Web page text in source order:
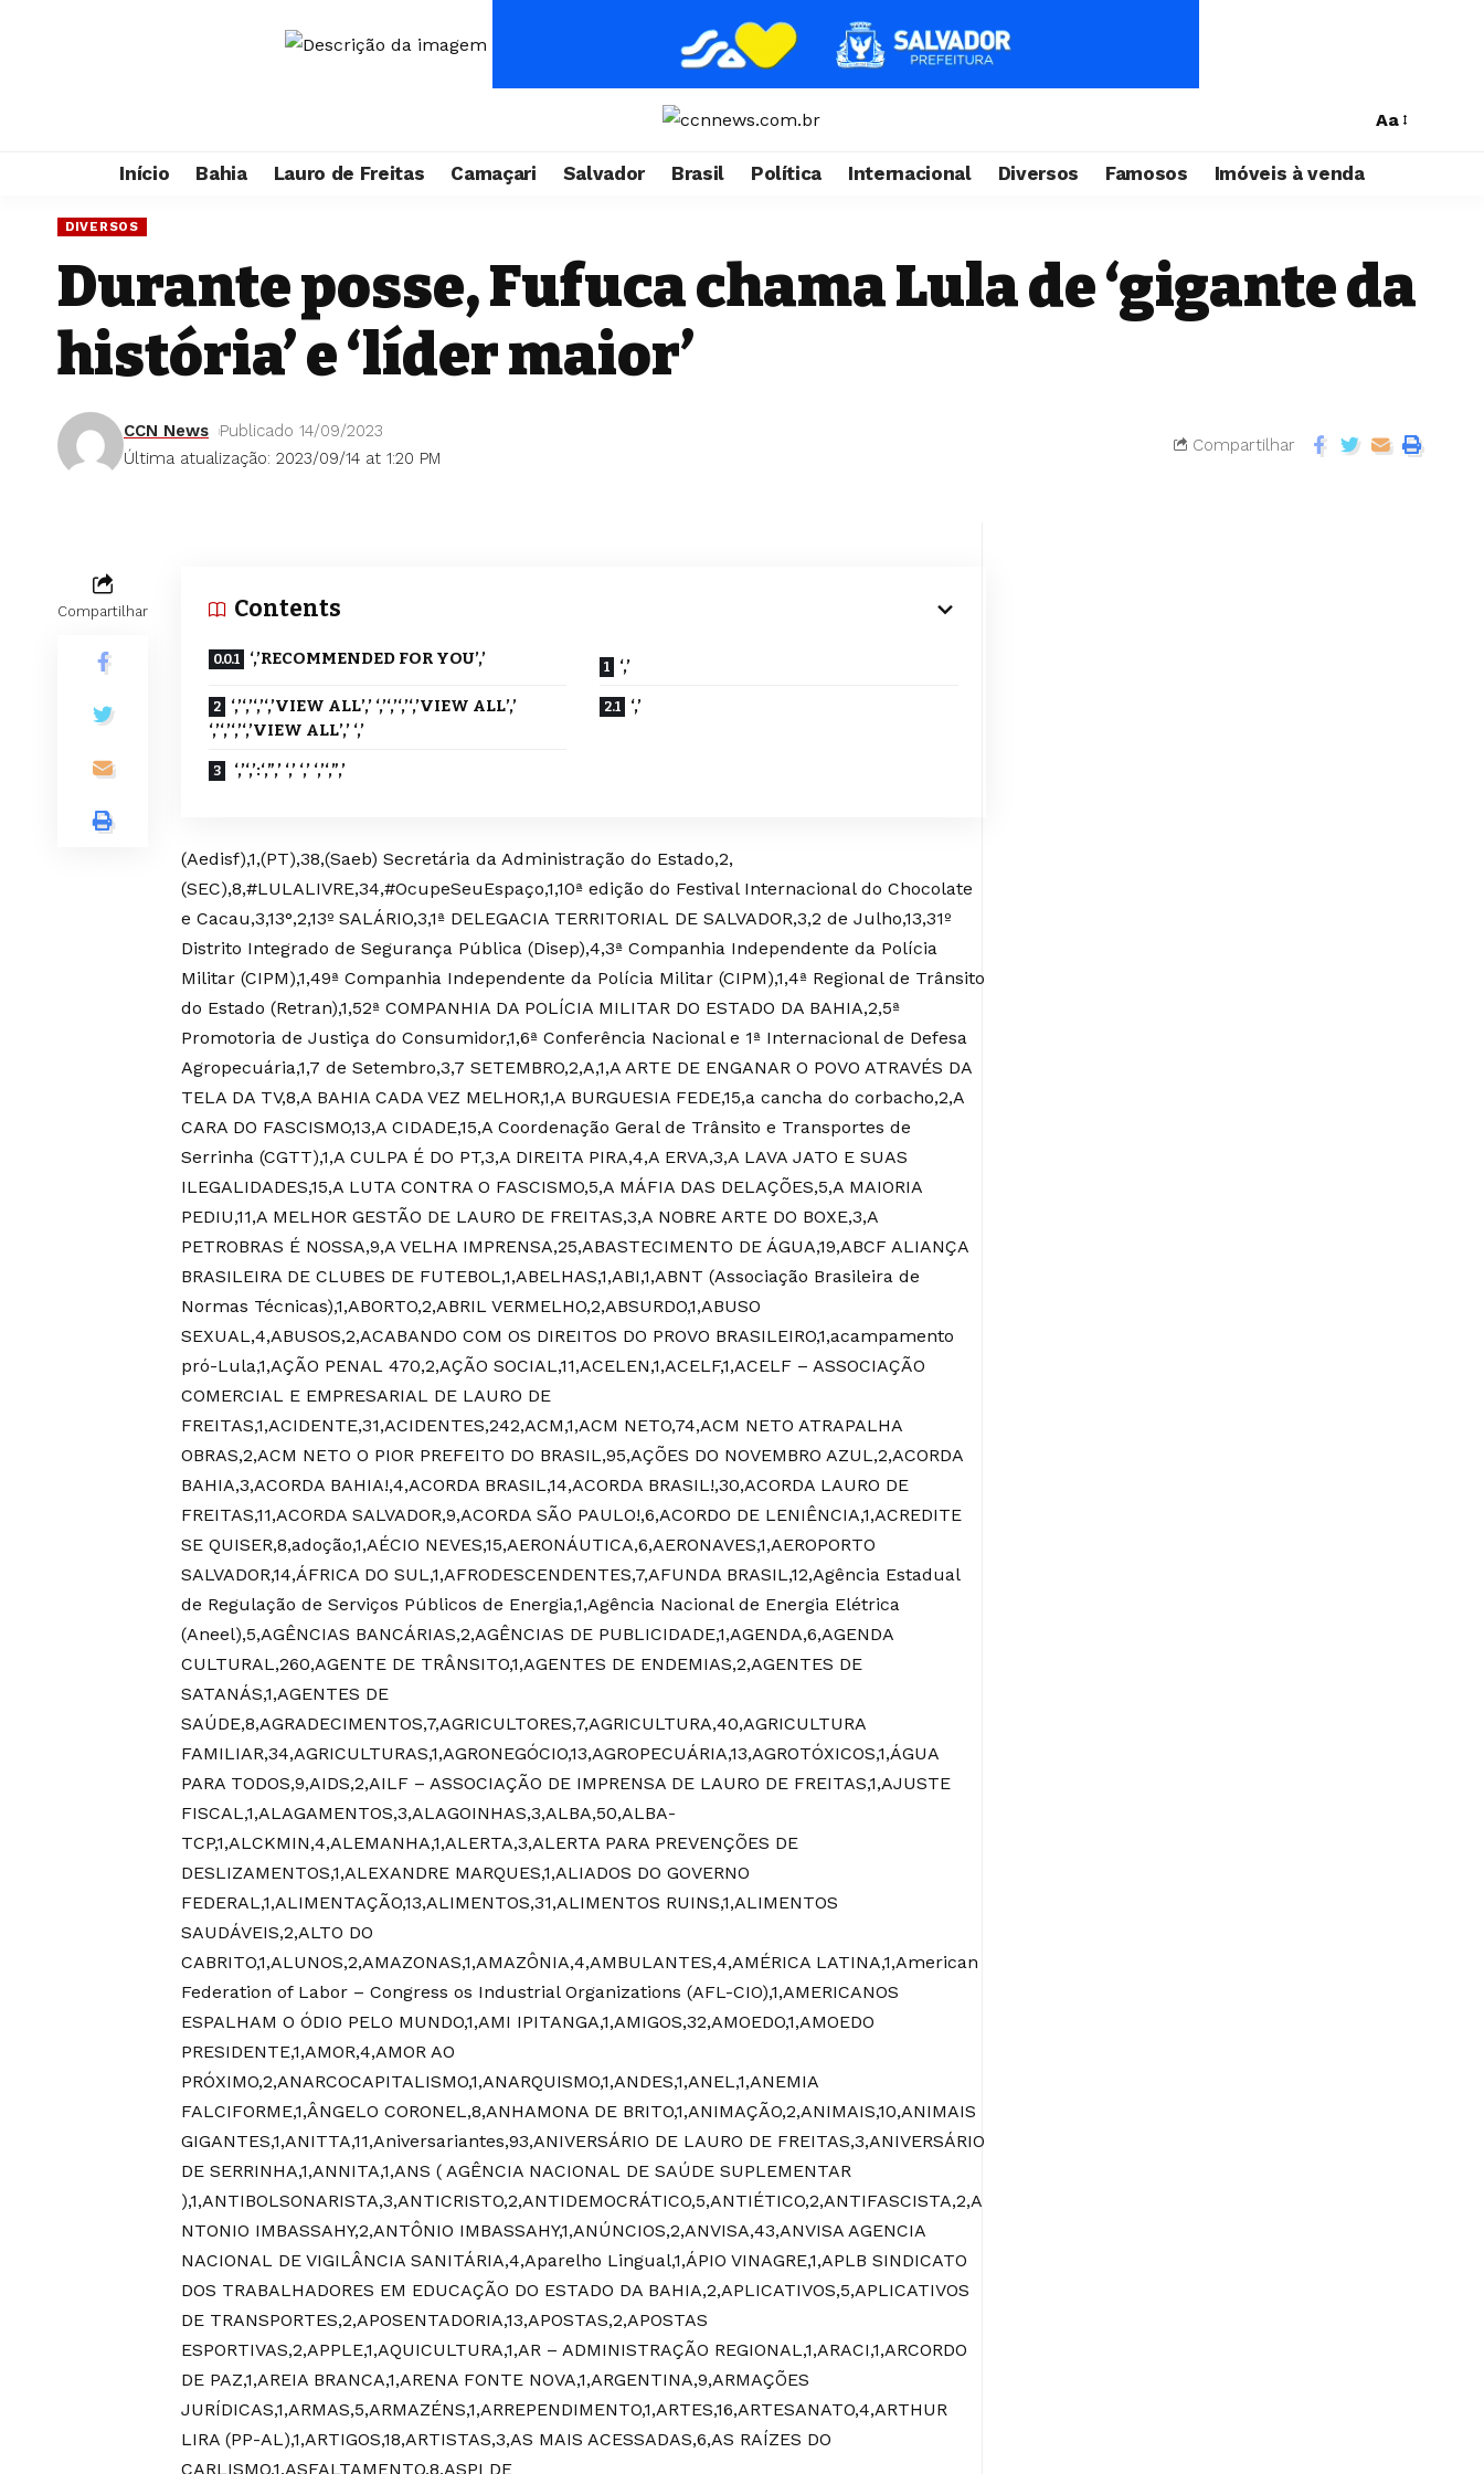
Aa
Início Bahia Lauro de Freitas Camaçari Salvador Brasil Política Internacional Diversos Famosos Imóveis à venda
DIVERSOS
Durante posse, Fufuca chama Lula de ‘gigante da
história’ e ‘líder maior’
Última atualização: 2023/09/14 at 1:20 PM
CCN News Publicado 14/09/2023
Compartilhar
Compartilhar Contents
‘,’RECOMMENDED FOR YOU’,’
‘,’
‘,’‘,’‘,’‘,’VIEW ALL’,’ ‘,’‘,’‘,’‘,’VIEW ALL’,’
‘,’‘,’‘,’‘,’VIEW ALL’,’ ‘,’
‘,’
‘,’‘,’:‘,”,’ ‘,’ ‘,’ ‘,’‘,”,’
(Aedisf),1,(PT),38,(Saeb) Secretária da Administração do Estado,2,
(SEC),8,#LULALIVRE,34,#OcupeSeuEspaço,1,10ª edição do Festival Internacional do Chocolate
e Cacau,3,13°,2,13º SALÁRIO,3,1ª DELEGACIA TERRITORIAL DE SALVADOR,3,2 de Julho,13,31º
Distrito Integrado de Segurança Pública (Disep),4,3ª Companhia Independente da Polícia
Militar (CIPM),1,49ª Companhia Independente da Polícia Militar (CIPM),1,4ª Regional de Trânsito
do Estado (Retran),1,52ª COMPANHIA DA POLÍCIA MILITAR DO ESTADO DA BAHIA,2,5ª
Promotoria de Justiça do Consumidor,1,6ª Conferência Nacional e 1ª Internacional de Defesa
Agropecuária,1,7 de Setembro,3,7 SETEMBRO,2,A,1,A ARTE DE ENGANAR O POVO ATRAVÉS DA
TELA DA TV,8,A BAHIA CADA VEZ MELHOR,1,A BURGUESIA FEDE,15,a cancha do corbacho,2,A
CARA DO FASCISMO,13,A CIDADE,15,A Coordenação Geral de Trânsito e Transportes de
Serrinha (CGTT),1,A CULPA É DO PT,3,A DIREITA PIRA,4,A ERVA,3,A LAVA JATO E SUAS
ILEGALIDADES,15,A LUTA CONTRA O FASCISMO,5,A MÁFIA DAS DELAÇÕES,5,A MAIORIA
PEDIU,11,A MELHOR GESTÃO DE LAURO DE FREITAS,3,A NOBRE ARTE DO BOXE,3,A
PETROBRAS É NOSSA,9,A VELHA IMPRENSA,25,ABASTECIMENTO DE ÁGUA,19,ABCF ALIANÇA
BRASILEIRA DE CLUBES DE FUTEBOL,1,ABELHAS,1,ABI,1,ABNT (Associação Brasileira de
Normas Técnicas),1,ABORTO,2,ABRIL VERMELHO,2,ABSURDO,1,ABUSO
SEXUAL,4,ABUSOS,2,ACABANDO COM OS DIREITOS DO PROVO BRASILEIRO,1,acampamento
pró-Lula,1,AÇÃO PENAL 470,2,AÇÃO SOCIAL,11,ACELEN,1,ACELF,1,ACELF – ASSOCIAÇÃO
COMERCIAL E EMPRESARIAL DE LAURO DE
FREITAS,1,ACIDENTE,31,ACIDENTES,242,ACM,1,ACM NETO,74,ACM NETO ATRAPALHA
OBRAS,2,ACM NETO O PIOR PREFEITO DO BRASIL,95,AÇÕES DO NOVEMBRO AZUL,2,ACORDA
BAHIA,3,ACORDA BAHIA!,4,ACORDA BRASIL,14,ACORDA BRASIL!,30,ACORDA LAURO DE
FREITAS,11,ACORDA SALVADOR,9,ACORDA SÃO PAULO!,6,ACORDO DE LENIÊNCIA,1,ACREDITE
SE QUISER,8,adoção,1,AÉCIO NEVES,15,AERONÁUTICA,6,AERONAVES,1,AEROPORTO
SALVADOR,14,ÁFRICA DO SUL,1,AFRODESCENDENTES,7,AFUNDA BRASIL,12,Agência Estadual
de Regulação de Serviços Públicos de Energia,1,Agência Nacional de Energia Elétrica
(Aneel),5,AGÊNCIAS BANCÁRIAS,2,AGÊNCIAS DE PUBLICIDADE,1,AGENDA,6,AGENDA
CULTURAL,260,AGENTE DE TRÂNSITO,1,AGENTES DE ENDEMIAS,2,AGENTES DE
SATANÁS,1,AGENTES DE
SAÚDE,8,AGRADECIMENTOS,7,AGRICULTORES,7,AGRICULTURA,40,AGRICULTURA
FAMILIAR,34,AGRICULTURAS,1,AGRONEGÓCIO,13,AGROPECUÁRIA,13,AGROTÓXICOS,1,ÁGUA
PARA TODOS,9,AIDS,2,AILF – ASSOCIAÇÃO DE IMPRENSA DE LAURO DE FREITAS,1,AJUSTE
FISCAL,1,ALAGAMENTOS,3,ALAGOINHAS,3,ALBA,50,ALBA-
TCP,1,ALCKMIN,4,ALEMANHA,1,ALERTA,3,ALERTA PARA PREVENÇÕES DE
DESLIZAMENTOS,1,ALEXANDRE MARQUES,1,ALIADOS DO GOVERNO
FEDERAL,1,ALIMENTAÇÃO,13,ALIMENTOS,31,ALIMENTOS RUINS,1,ALIMENTOS
SAUDÁVEIS,2,ALTO DO
CABRITO,1,ALUNOS,2,AMAZONAS,1,AMAZÔNIA,4,AMBULANTES,4,AMÉRICA LATINA,1,American
Federation of Labor – Congress os Industrial Organizations (AFL-CIO),1,AMERICANOS
ESPALHAM O ÓDIO PELO MUNDO,1,AMI IPITANGA,1,AMIGOS,32,AMOEDO,1,AMOEDO
PRESIDENTE,1,AMOR,4,AMOR AO
PRÓXIMO,2,ANARCOCAPITALISMO,1,ANARQUISMO,1,ANDES,1,ANEL,1,ANEMIA
FALCIFORME,1,ÂNGELO CORONEL,8,ANHAMONA DE BRITO,1,ANIMAÇÃO,2,ANIMAIS,10,ANIMAIS
GIGANTES,1,ANITTA,11,Aniversariantes,93,ANIVERSÁRIO DE LAURO DE FREITAS,3,ANIVERSÁRIO
DE SERRINHA,1,ANNITA,1,ANS ( AGÊNCIA NACIONAL DE SAÚDE SUPLEMENTAR
),1,ANTIBOLSONARISTA,3,ANTICRISTO,2,ANTIDEMOCRÁTICO,5,ANTIÉTICO,2,ANTIFASCISTA,2,A
NTONIO IMBASSAHY,2,ANTÔNIO IMBASSAHY,1,ANÚNCIOS,2,ANVISA,43,ANVISA AGENCIA
NACIONAL DE VIGILÂNCIA SANITÁRIA,4,Aparelho Lingual,1,ÁPIO VINAGRE,1,APLB SINDICATO
DOS TRABALHADORES EM EDUCAÇÃO DO ESTADO DA BAHIA,2,APLICATIVOS,5,APLICATIVOS
DE TRANSPORTES,2,APOSENTADORIA,13,APOSTAS,2,APOSTAS
ESPORTIVAS,2,APPLE,1,AQUICULTURA,1,AR – ADMINISTRAÇÃO REGIONAL,1,ARACI,1,ARCORDO
DE PAZ,1,AREIA BRANCA,1,ARENA FONTE NOVA,1,ARGENTINA,9,ARMAÇÕES
JURÍDICAS,1,ARMAS,5,ARMAZÉNS,1,ARREPENDIMENTO,1,ARTES,16,ARTESANATO,4,ARTHUR
LIRA (PP-AL),1,ARTIGOS,18,ARTISTAS,3,AS MAIS ACESSADAS,6,AS RAÍZES DO
CARLISMO,1,ASFALTAMENTO,8,ASPI DE